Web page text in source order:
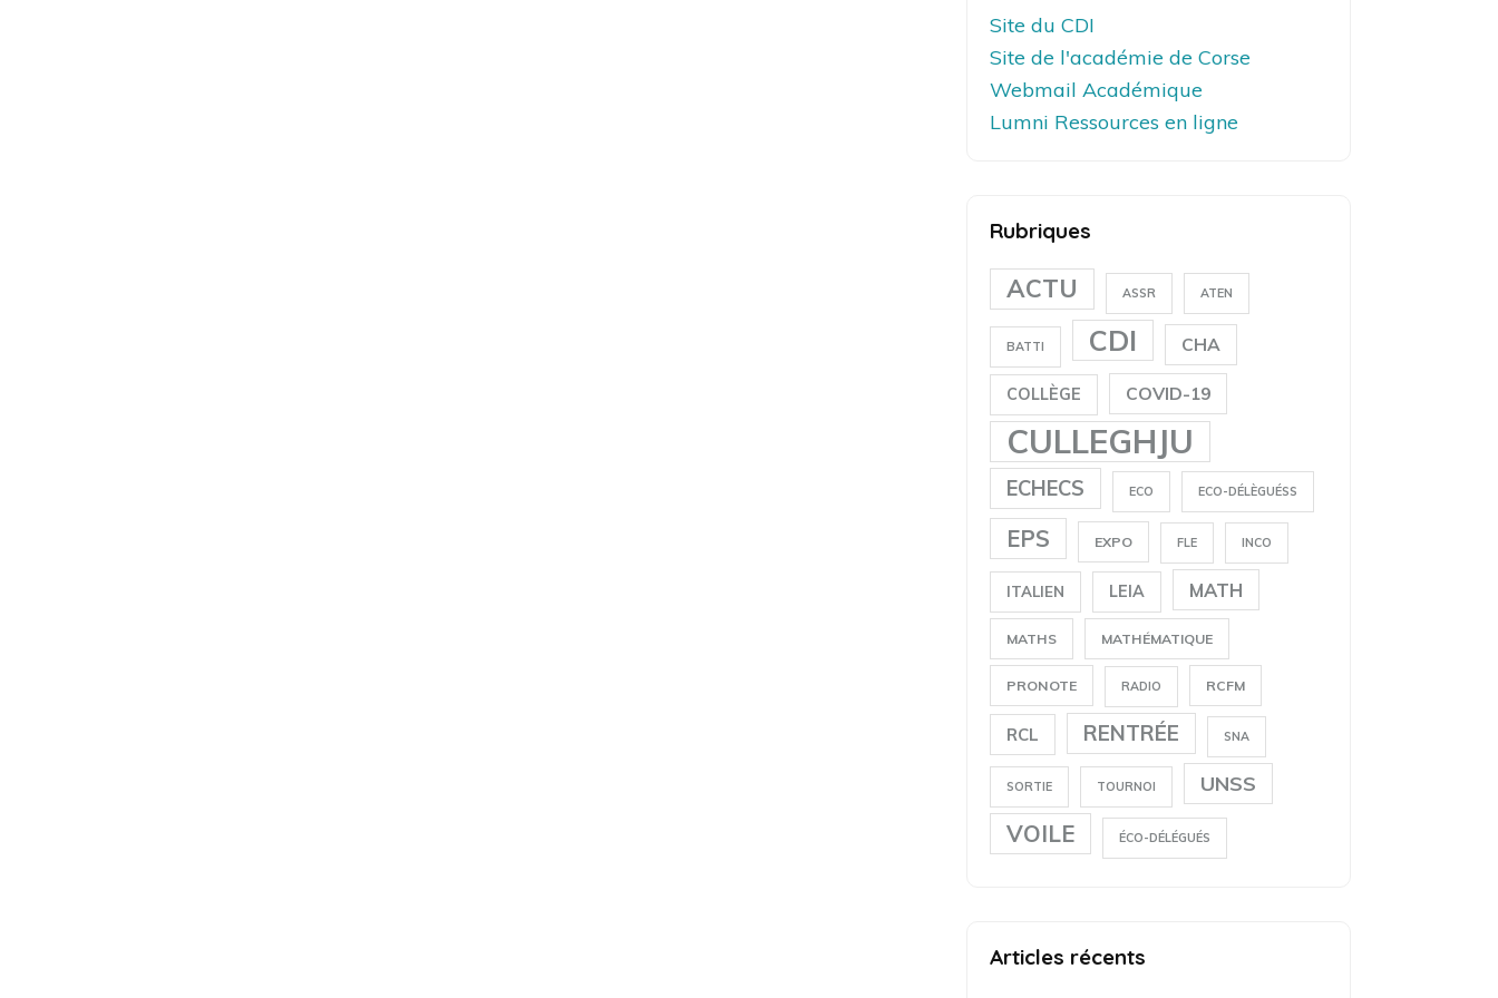
Site du CDI
Site de l'académie de Corse
Webmail Académique
Lumni Ressources en ligne
Rubriques
ACTU ASSR ATEN
BATTI CDI CHA
COLLÈGE COVID-19
CULLEGHJU
ECHECS ECO ECO-DÉLÈGUÉSS
EPS EXPO FLE INCO
ITALIEN LEIA MATH
MATHS MATHÉMATIQUE
PRONOTE RADIO RCFM
RCL RENTRÉE SNA
SORTIE TOURNOI UNSS
VOILE ÉCO-DÉLÉGUÉS
Articles récents